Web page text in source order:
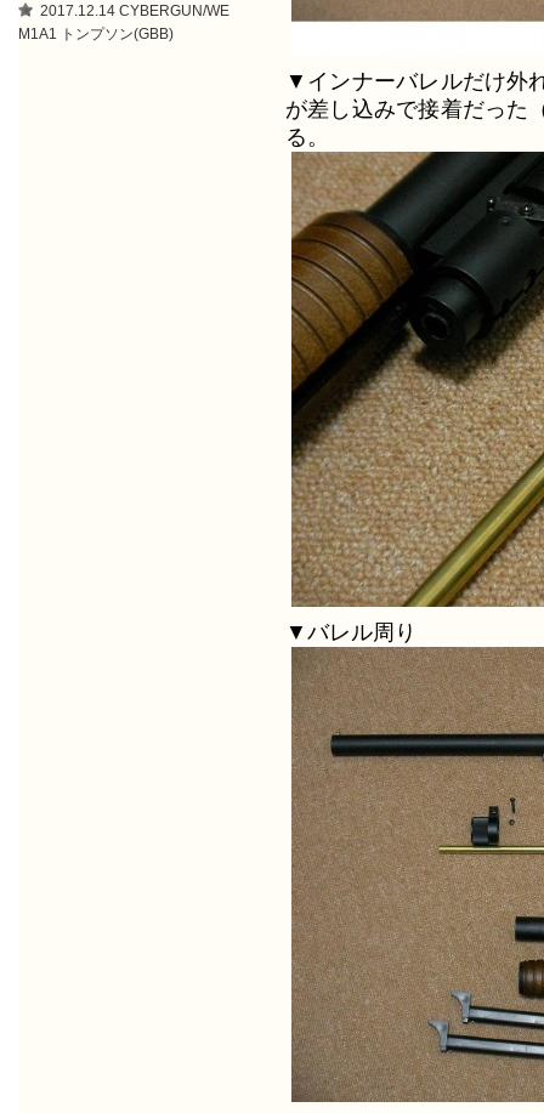
▼インナーバレルだけ外
が差し込みで接着だった
る。
▼バレル周り
2017.12.14 CYBERGUN/WE
M1A1 トンプソン(GBB)